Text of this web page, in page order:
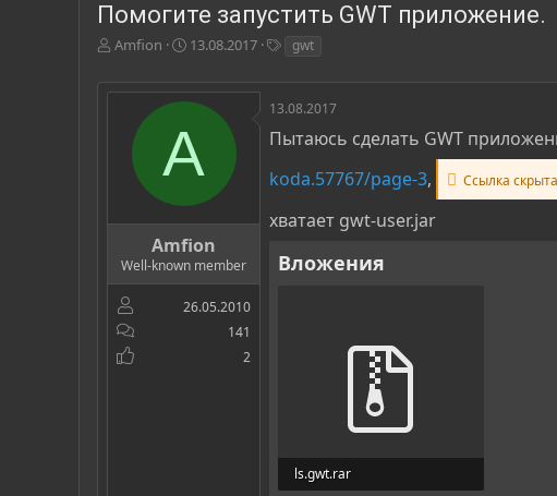
Помогите запустить GWT приложение.
А
т
Amfion
Д
т
а
а
ч
л
а
13.08.2017
г
и
gwt
A
Amfion
Well-known member
26.05.2010
141
2
13.08.2017
Пытаюсь сделать GWT
koda.57767/page-3, Ссылка
хватает gwt-user.jar
Вложения
ls.gwt.rar